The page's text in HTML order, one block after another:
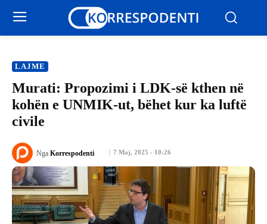
LAJME
Murati: Propozimi i LDK-së kthen në
kohën e UNMIK-ut, bëhet kur ka luftë
civile
7 Maj, 2025 - 10:26
Nga Korrespodenti